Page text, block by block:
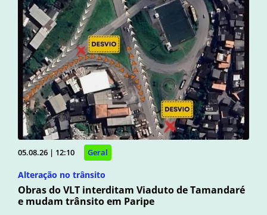
05.08.26 | 12:10 Geral
Alteração no trânsito
Obras do VLT interditam Viaduto de Tamandaré
e mudam trânsito em Paripe